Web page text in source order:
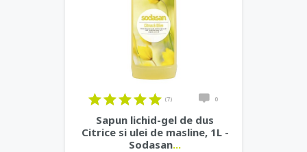
(7) 0
Sapun lichid-gel de dus
Citrice si ulei de masline, 1L -
Sodasan...